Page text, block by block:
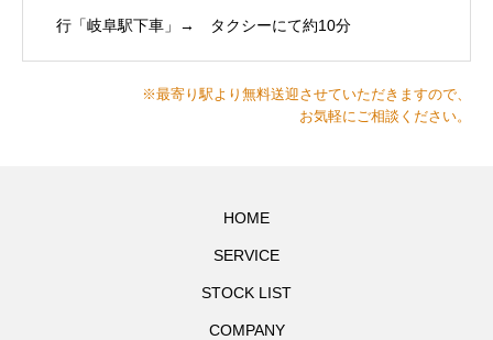
行「岐阜駅下車」→ タクシーにて約10分
※最寄り駅より無料送迎させていただきますので、
お気軽にご相談ください。
HOME
SERVICE
STOCK LIST
COMPANY